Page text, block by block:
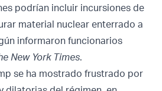
podrían incluir incursiones de
material nuclear enterrado a
informaron funcionarios
New York Times.
se ha mostrado frustrado por